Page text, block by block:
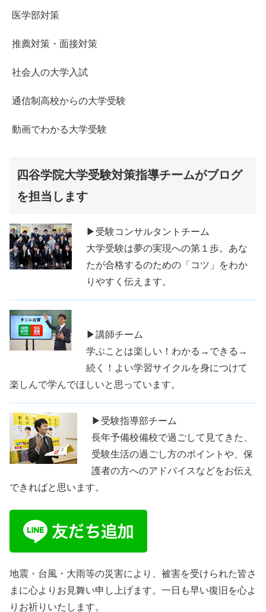
医学部対策
推薦対策・面接対策
社会人の大学入試
通信制高校からの大学受験
動画でわかる大学受験
四谷学院大学受験対策指導チームがブログ
を担当します
▶受験コンサルタントチーム
大学受験は夢の実現への第１歩。あな
たが合格するのための「コツ」をわか
りやすく伝えます。
▶講師チーム
学ぶことは楽しい！わかる→できる→
続く！よい学習サイクルを身につけて
楽しんで学んでほしいと思っています。
▶受験指導部チーム
長年予備校備校で過ごして見てきた、
受験生活の過ごし方のポイントや、保
護者の方へのアドバイスなどをお伝え
できればと思います。
地震・台風・大雨等の災害により、被害を受けられた皆さ
まに心よりお見舞い申し上げます。一日も早い復旧を心よ
りお祈りいたします。